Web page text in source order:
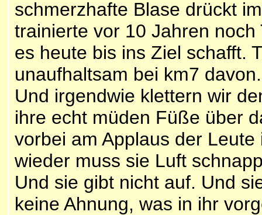
schmerzhafte Blase drückt
trainierte vor 10 Jahren
es heute bis ins Ziel schafft.
unaufhaltsam bei km7
Und irgendwie klettern wir
ihre echt müden Füße über
vorbei am Applaus der
wieder muss sie Luft
Und sie gibt nicht auf. Und
keine Ahnung, was in ihr